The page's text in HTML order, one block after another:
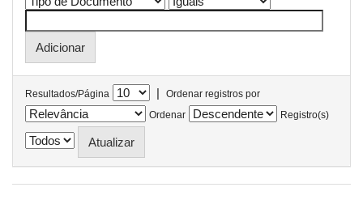
Resultados/Página |
Ordenar registros por
Ordenar
Registro(s)